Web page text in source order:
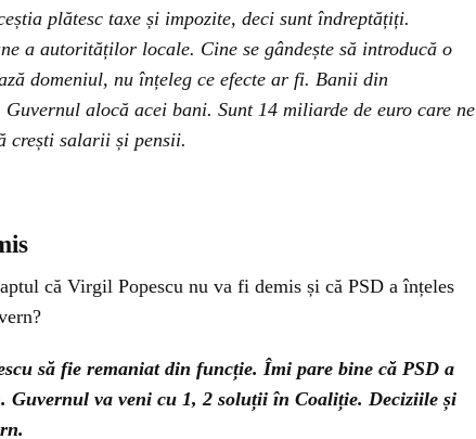
plătesc taxe și impozite, deci sunt îndreptățiți.
a autorităților locale. Cine se gândește să introducă o
domeniul, nu înțeleg ce efecte ar fi. Banii din
alocă acei bani. Sunt 14 miliarde de euro care ne
crești salarii și pensii.
că Virgil Popescu nu va fi demis și că PSD a înțeles
să fie remaniat din funcție. Îmi pare bine că PSD a
Guvernul va veni cu 1, 2 soluții în Coaliție. Deciziile și